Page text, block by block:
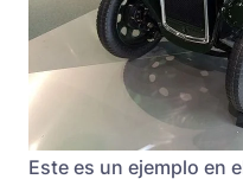
Este es un ejemplo en